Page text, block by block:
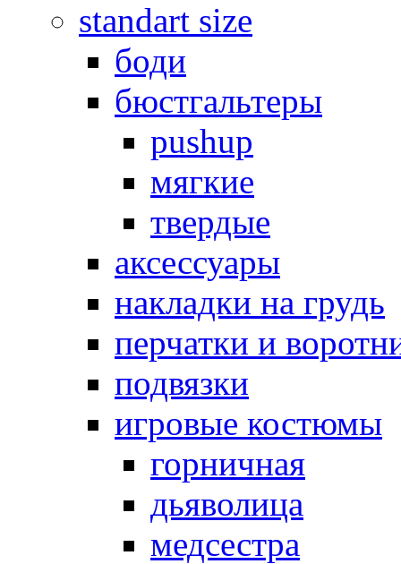
standart size
боди
бюстгальтеры
pushup
мягкие
твердые
аксессуары
накладки на грудь
перчатки и
подвязки
игровые костюмы
горничная
дьяволица
медсестра